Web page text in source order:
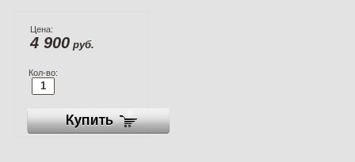
Цена:
4 900 руб.
Кол-во: